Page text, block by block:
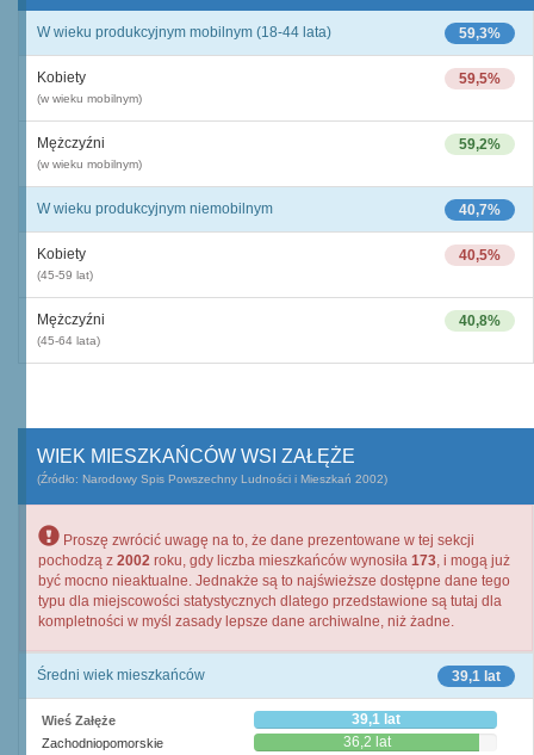
59,3%
W wieku produkcyjnym mobilnym (18-44 lata)
59,5%
Kobiety
(w wieku mobilnym)
59,2%
Mężczyźni
(w wieku mobilnym)
40,7%
W wieku produkcyjnym niemobilnym
40,5%
Kobiety
(45-59 lat)
40,8%
Mężczyźni
(45-64 lata)
WIEK MIESZKAŃCÓW WSI ZAŁĘŻE
(Źródło: Narodowy Spis Powszechny Ludności i Mieszkań 2002)
Proszę zwrócić uwagę na to, że dane prezentowane w tej sekcji
pochodzą z 2002 roku, gdy liczba mieszkańców wynosiła 173, i mogą już
być mocno nieaktualne. Jednakże są to najświeższe dostępne dane tego
typu dla miejscowości statystycznych dlatego przedstawione są tutaj dla
kompletności w myśl zasady lepsze dane archiwalne, niż żadne.
39,1 lat
Średni wiek mieszkańców
Wieś Załęże 39,1 lat
Zachodniopomorskie 36,2 lat